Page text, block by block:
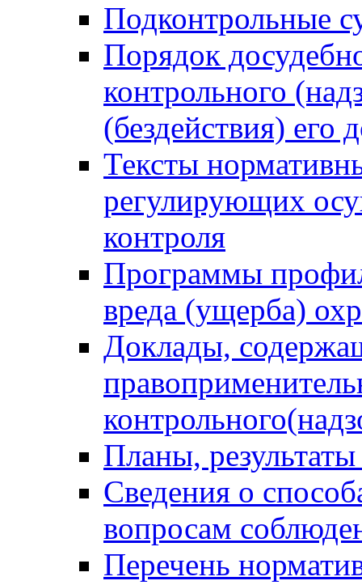
Подконтрольные
Порядок
контрольного
(бездействия)
Тексты
регулирующих
контроля
Программы
вреда (ущерба)
Доклады,
Планы,
Сведения о
вопросам
Перечень